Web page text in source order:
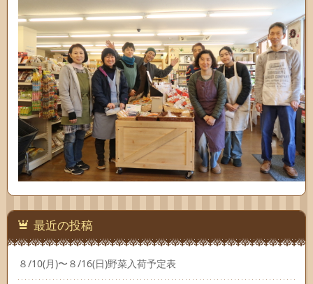
最近の投稿
８/10(月)〜８/16(日)野菜入荷予定表